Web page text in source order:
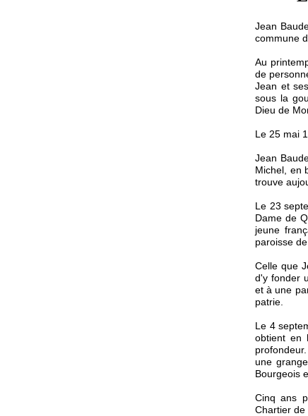
Jean
commune
Au
de
Jean et
sous la
Dieu de
Le 25 mai
Jean
Michel, en
trouve
Le 23
Dame de
jeune
paroisse
Celle que
d'y fonder
et à une
patrie.
Le 4
obtient en
une
Bourgeois
Cinq ans
Chartier de